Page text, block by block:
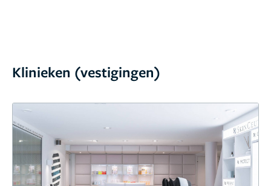
Klinieken (vestigingen)